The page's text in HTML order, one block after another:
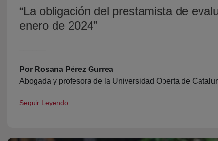
“La obligación del prestamista de
enero de 2024”
Por Rosana Pérez Gurrea
Abogada y profesora de la Universidad Oberta de
Seguir Leyendo